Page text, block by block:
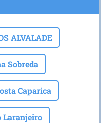
ALVALADE
Sobreda
Caparica
Laranjeiro